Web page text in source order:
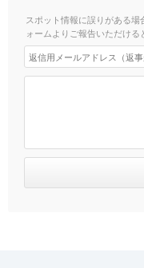
スポット情報に誤りがある
ォームよりご報告いただける